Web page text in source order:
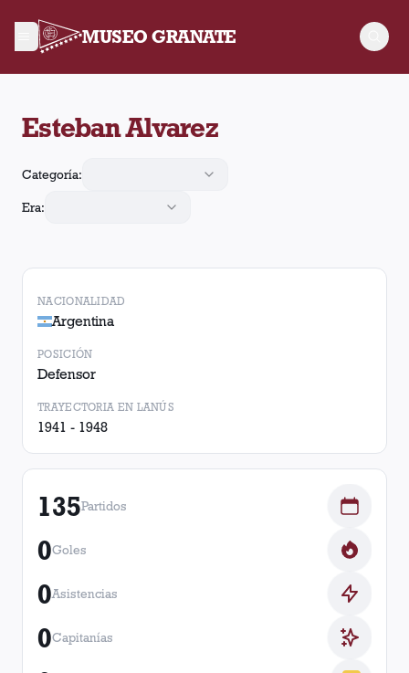
MUSEO GRANATE
Esteban Alvarez
Categoría:
Era:
NACIONALIDAD
Argentina
POSICIÓN
Defensor
TRAYECTORIA EN LANÚS
1941 - 1948
135Partidos
0Goles
0Asistencias
0Capitanías